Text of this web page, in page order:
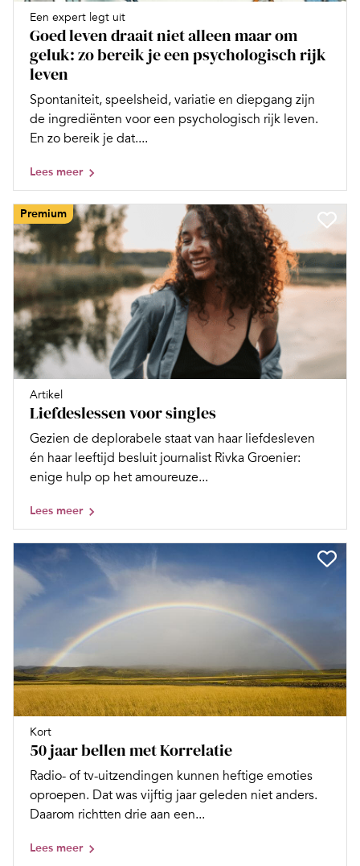
Een expert legt uit
Goed leven draait niet alleen maar om
geluk: zo bereik je een psychologisch rijk
leven
Spontaniteit, speelsheid, variatie en diepgang zijn
de ingrediënten voor een psychologisch rijk leven.
En zo bereik je dat....
Lees meer
Premium
Artikel
Liefdeslessen voor singles
Gezien de deplorabele staat van haar liefdesleven
én haar leeftijd besluit journalist Rivka Groenier:
enige hulp op het amoureuze...
Lees meer
Kort
50 jaar bellen met Korrelatie
Radio- of tv-uitzendingen kunnen heftige emoties
oproepen. Dat was vijftig jaar geleden niet anders.
Daarom richtten drie aan een...
Lees meer